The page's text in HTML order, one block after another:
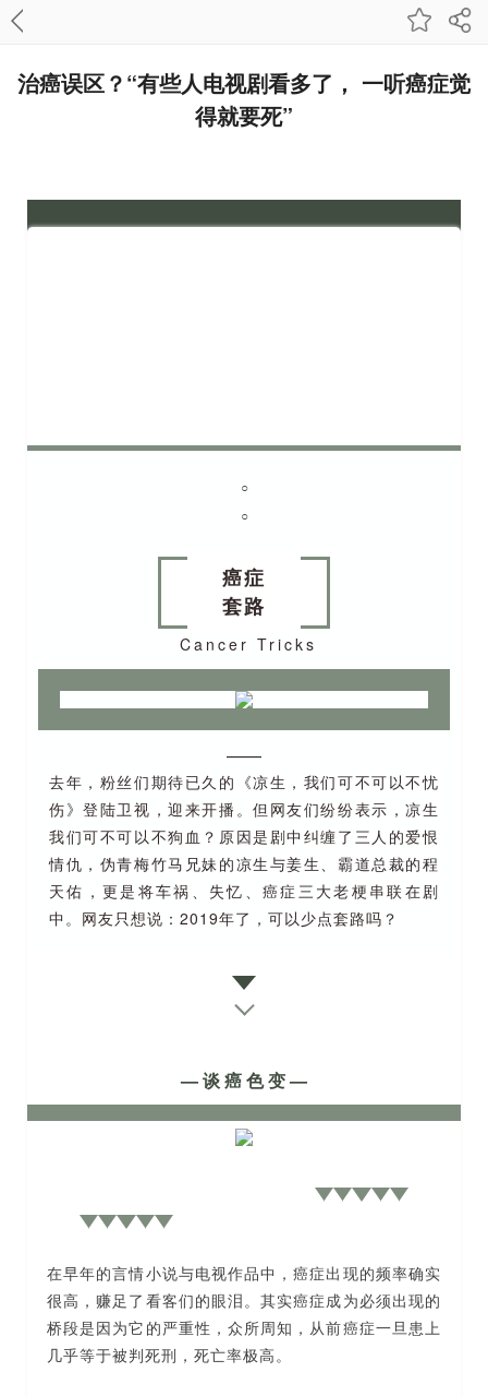
治癌误区？“有些人电视剧看多了， 一听癌症觉
得就要死”
○
○
癌症
套路
Cancer Tricks
——
去年，粉丝们期待已久的《凉生，我们可不可以不忧
伤》登陆卫视，迎来开播。但网友们纷纷表示，凉生
我们可不可以不狗血？原因是剧中纠缠了三人的爱恨
情仇，伪青梅竹马兄妹的凉生与姜生、霸道总裁的程
天佑，更是将车祸、失忆、癌症三大老梗串联在剧
中。网友只想说：2019年了，可以少点套路吗？
— 谈 癌 色 变 —
在早年的言情小说与电视作品中，癌症出现的频率确实
很高，赚足了看客们的眼泪。其实癌症成为必须出现的
桥段是因为它的严重性，众所周知，从前癌症一旦患上
几乎等于被判死刑，死亡率极高。